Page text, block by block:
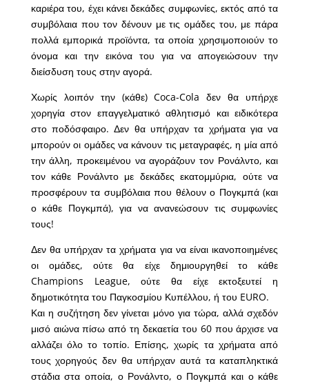
καριέρα του, έχει κάνει δεκάδες συμφωνίες, εκτός από τα
συμβόλαια που τον δένουν με τις ομάδες του, με πάρα
πολλά εμπορικά προϊόντα, τα οποία χρησιμοποιούν το
όνομα και την εικόνα του για να απογειώσουν την
διείσδυση τους στην αγορά.
Χωρίς λοιπόν την (κάθε) Coca-Cola δεν θα υπήρχε
χορηγία στον επαγγελματικό αθλητισμό και ειδικότερα
στο ποδόσφαιρο. Δεν θα υπήρχαν τα χρήματα για να
μπορούν οι ομάδες να κάνουν τις μεταγραφές, η μία από
την άλλη, προκειμένου να αγοράζουν τον Ρονάλντο, και
τον κάθε Ρονάλντο με δεκάδες εκατομμύρια, ούτε να
προσφέρουν τα συμβόλαια που θέλουν ο Πογκμπά (και
ο κάθε Πογκμπά), για να ανανεώσουν τις συμφωνίες
τους!
Δεν θα υπήρχαν τα χρήματα για να είναι ικανοποιημένες
οι ομάδες, ούτε θα είχε δημιουργηθεί το κάθε
Champions League, ούτε θα είχε εκτοξευτεί η
δημοτικότητα του Παγκοσμίου Κυπέλλου, ή του EURO.
Και η συζήτηση δεν γίνεται μόνο για τώρα, αλλά σχεδόν
μισό αιώνα πίσω από τη δεκαετία του 60 που άρχισε να
αλλάζει όλο το τοπίο. Επίσης, χωρίς τα χρήματα από
τους χορηγούς δεν θα υπήρχαν αυτά τα καταπληκτικά
στάδια στα οποία, ο Ρονάλντο, ο Πογκμπά και ο κάθε